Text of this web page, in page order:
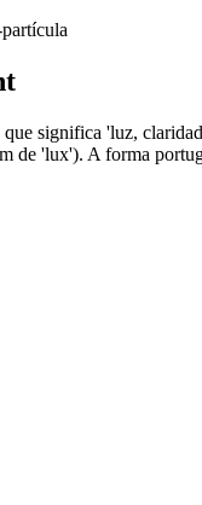
significa 'luz,
de 'lux'). A forma